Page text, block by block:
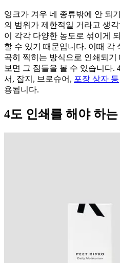
잉크가 겨우 네 종류밖에 안 되
의 범위가 제한적일 거라고 생
이 각각 다양한 농도로 섞이게
할 수 있기 때문입니다. 이때 각
곡히 찍히는 방식으로 인쇄되
보면 그 점들을 볼 수 있습니다.
서, 잡지, 브로슈어, 포장 상자 등
용됩니다.
4도 인쇄를 해야 하